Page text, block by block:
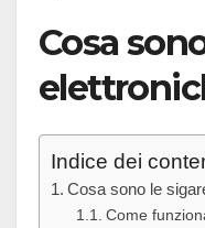
Cosa
Indice dei
Cosa sono le
Come